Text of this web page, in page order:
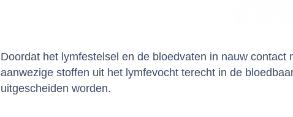
Doordat het lymfestelsel en de bloedvaten in nauw contact
aanwezige stoffen uit het lymfevocht terecht in de
uitgescheiden worden.